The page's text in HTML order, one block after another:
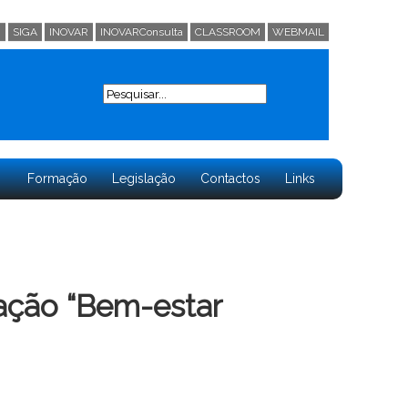
SIGA INOVAR INOVARConsulta CLASSROOM WEBMAIL
Search
Formação Legislação Contactos Links
“Bem-estar